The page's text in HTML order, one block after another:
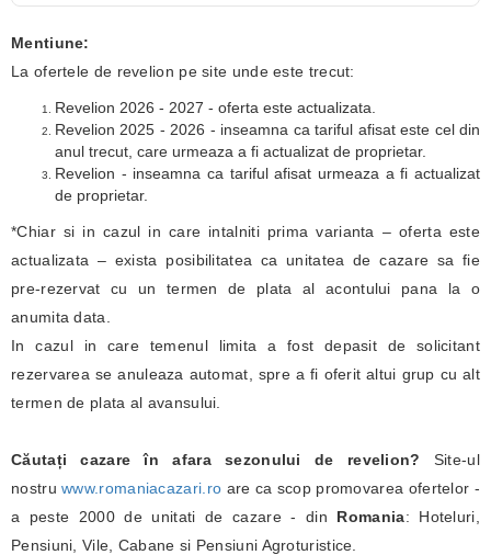
Mentiune:
La ofertele de revelion pe site unde este trecut:
Revelion 2026 - 2027 - oferta este actualizata.
Revelion 2025 - 2026 - inseamna ca tariful afisat este cel din
anul trecut, care urmeaza a fi actualizat de proprietar.
Revelion - inseamna ca tariful afisat urmeaza a fi actualizat
de proprietar.
*Chiar si in cazul in care intalniti prima varianta – oferta este
actualizata – exista posibilitatea ca unitatea de cazare sa fie
pre-rezervat cu un termen de plata al acontului pana la o
anumita data.
In cazul in care temenul limita a fost depasit de solicitant
rezervarea se anuleaza automat, spre a fi oferit altui grup cu alt
termen de plata al avansului.
Căutați cazare în afara sezonului de revelion? Site-ul
nostruwww.romaniacazari.ro are ca scop promovarea ofertelor -
a peste 2000 de unitati de cazare - din Romania: Hoteluri,
Pensiuni, Vile, Cabane si Pensiuni Agroturistice.